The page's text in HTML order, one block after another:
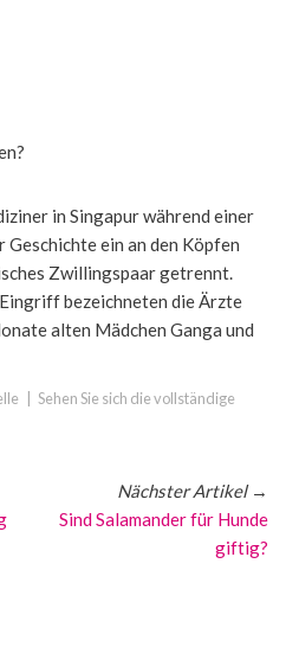
in Singapur während einer
ein an den Köpfen
Zwillingspaar getrennt.
bezeichneten die Ärzte
alten Mädchen Ganga und
Sehen Sie sich die vollständige
Nächster Artikel→
Sind Salamander für Hunde
giftig?